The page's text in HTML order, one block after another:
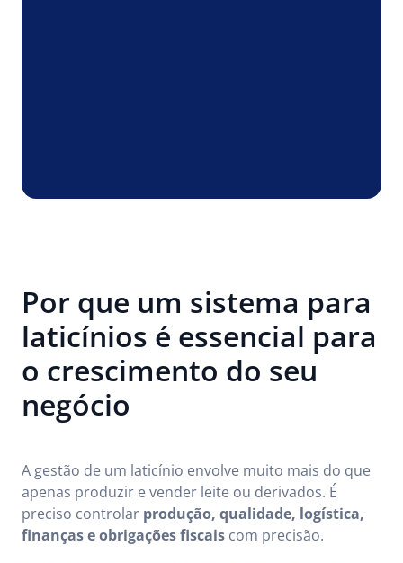
Por que um sistema para
laticínios é essencial para
o crescimento do seu
negócio
A gestão de um laticínio envolve muito mais do que
apenas produzir e vender leite ou derivados. É
preciso controlar produção, qualidade, logística,
finanças e obrigações fiscais com precisão.